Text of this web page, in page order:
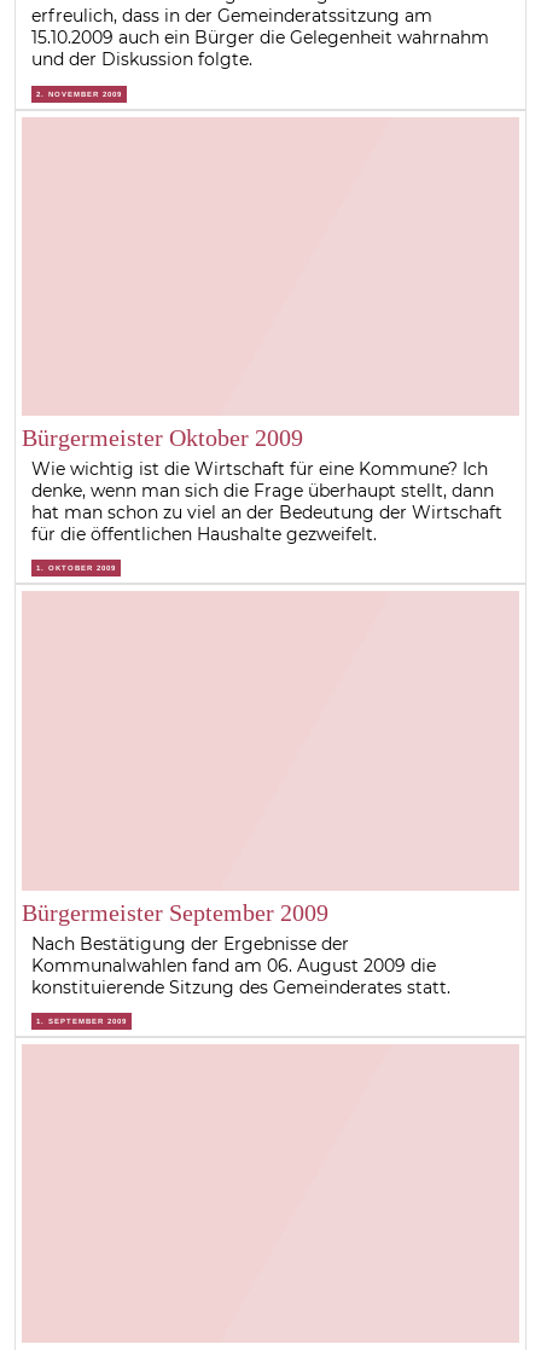
erfreulich, dass in der Gemeinderatssitzung am
15.10.2009 auch ein Bürger die Gelegenheit wahrnahm
und der Diskussion folgte.
2. NOVEMBER 2009
Bürgermeister Oktober 2009
Wie wichtig ist die Wirtschaft für eine Kommune? Ich
denke, wenn man sich die Frage überhaupt stellt, dann
hat man schon zu viel an der Bedeutung der Wirtschaft
für die öffentlichen Haushalte gezweifelt.
1. OKTOBER 2009
Bürgermeister September 2009
Nach Bestätigung der Ergebnisse der
Kommunalwahlen fand am 06. August 2009 die
konstituierende Sitzung des Gemeinderates statt.
1. SEPTEMBER 2009